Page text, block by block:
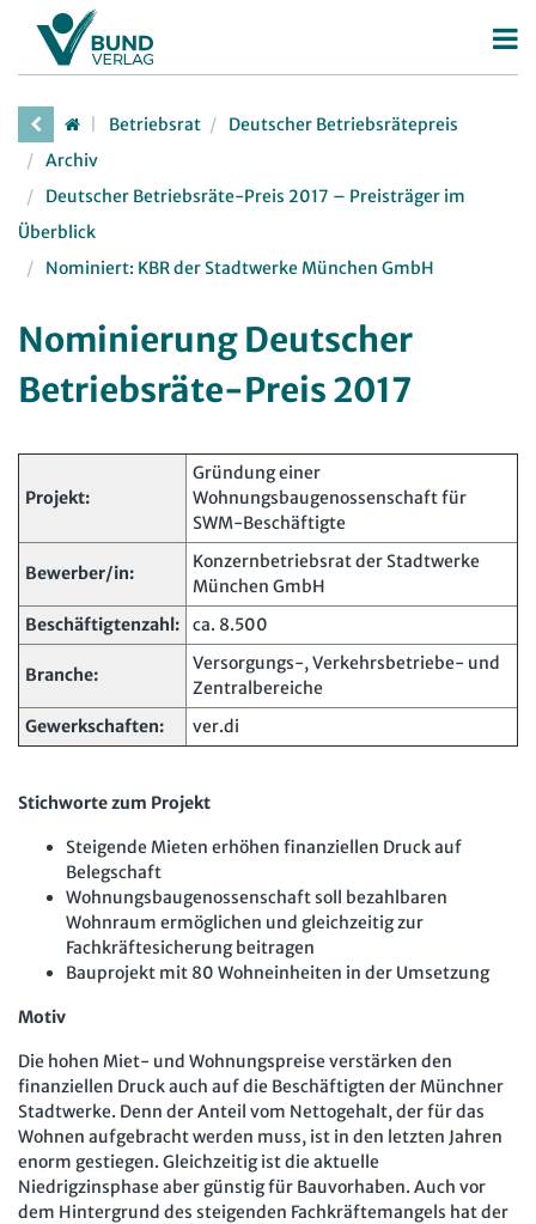
Betriebsrat
Betriebsratswahl
Betriebsratsarbeit
Mitbestimmung
Beschäftigtendatenschutz
Deutscher Betriebsrätepreis
Deutscher Personalräte-Preis
TVöD | TV-L
Beschäftigtendatenschutz
JAV
Arbeit in der JAV
SBV
Arbeit in der SBV
MAV
Arbeit in der MAV
Bücher
Zeitschriften
Der Personalrat
Computer und Arbeit
Gute Arbeit
Betriebsrat und Mitbestimmung
Arbeitsschutz und Mitbestimmung
Mitbestimmung
Arbeit und Recht
Soziales Recht
Digitales Arbeits- und Sozialrecht
Betriebsratswissen online
Beschäftigtendatenschutz online
Personalratswissen online
Schwerbehindertenrecht online
JAV-Praxis online
Newsletter
Bund SHOP
Abo
mein Bund-Online
Presse Interne Meldestelle Verträge kündigen
Hilfe
Datenschutz
AGB Impressum
Kontakt
Erklärung zur Barrierefreiheit
Widerruf
Verlag
Karriere Buchhandel
Betriebsrat
Deutscher Betriebsrätepreis
Archiv
Deutscher Betriebsräte-Preis 2017 – Preisträger im
Überblick
Nominiert: KBR der Stadtwerke München GmbH
Nominierung Deutscher
Betriebsräte-Preis 2017
Projekt:
Gründung einer
Wohnungsbaugenossenschaft für
SWM-Beschäftigte
Bewerber/in:
Konzernbetriebsrat der Stadtwerke
München GmbH
Beschäftigtenzahl:
ca. 8.500
Branche:
Versorgungs-, Verkehrsbetriebe- und
Zentralbereiche
Gewerkschaften:
ver.di
Stichworte zum Projekt
Steigende Mieten erhöhen finanziellen Druck auf
Belegschaft
Wohnungsbaugenossenschaft soll bezahlbaren
Wohnraum ermöglichen und gleichzeitig zur
Fachkräftesicherung beitragen
Bauprojekt mit 80 Wohneinheiten in der Umsetzung
Motiv
Die hohen Miet- und Wohnungspreise verstärken den
finanziellen Druck auch auf die Beschäftigten der Münchner
Stadtwerke. Denn der Anteil vom Nettogehalt, der für das
Wohnen aufgebracht werden muss, ist in den letzten Jahren
enorm gestiegen. Gleichzeitig ist die aktuelle
Niedrigzinsphase aber günstig für Bauvorhaben. Auch vor
dem Hintergrund des steigenden Fachkräftemangels hat der